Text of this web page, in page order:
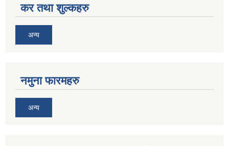
कर तथा शुल्कहरु
अन्य
नमुना फारमहरु
अन्य